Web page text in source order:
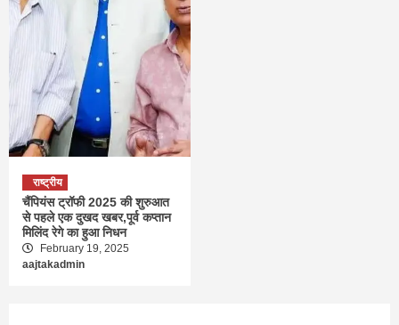
राष्ट्रीय
चैंपियंस ट्रॉफी 2025 की शुरुआत
से पहले एक दुखद खबर,पूर्व कप्तान
मिलिंद रेगे का हुआ निधन
February 19, 2025
aajtakadmin